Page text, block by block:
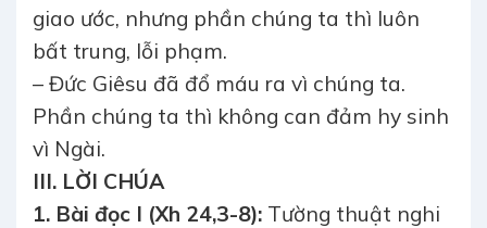
giao ước, nhưng phần chúng ta thì luôn
bất trung, lỗi phạm.
– Đức Giêsu đã đổ máu ra vì chúng ta.
Phần chúng ta thì không can đảm hy sinh
vì Ngài.
III. LỜI CHÚA
1. Bài đọc I (Xh 24,3-8): Tường thuật nghi